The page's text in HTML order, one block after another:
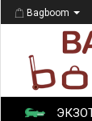
Bagboom